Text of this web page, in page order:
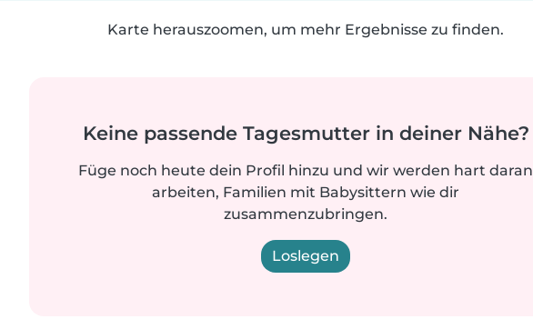
Karte herauszoomen, um mehr Ergebnisse zu finden.
Keine passende Tagesmutter in deiner Nähe?
Füge noch heute dein Profil hinzu und wir werden hart daran
arbeiten, Familien mit Babysittern wie dir
zusammenzubringen.
Loslegen